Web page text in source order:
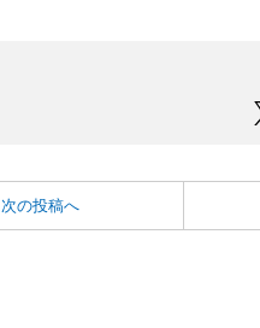
次の投稿へ